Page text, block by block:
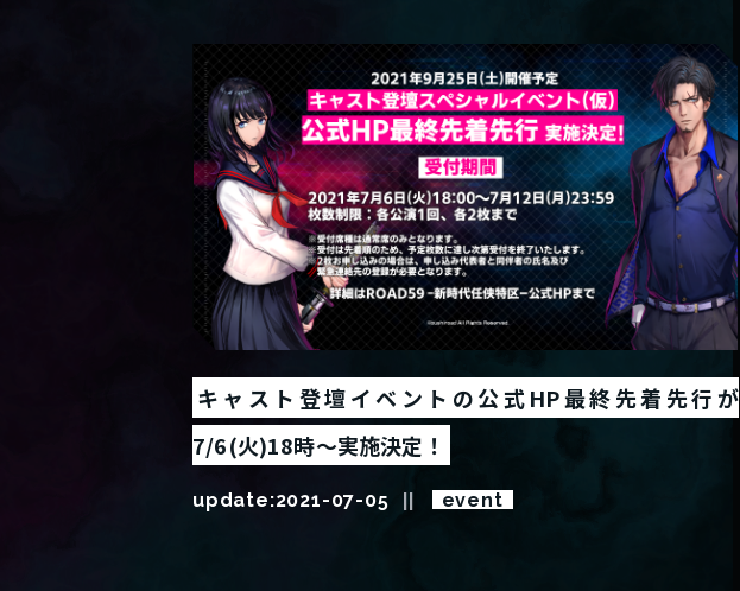
キャスト登壇イベントの公式HP最終先着先行が
7/6(火)18時～実施決定！
update:2021-07-05 event